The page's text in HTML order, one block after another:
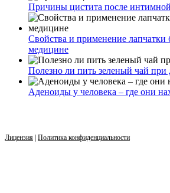
Причины цистита после
Свойства и применение лапчатки
медицине
Полезно ли пить зеленый чай при
Аденоиды у человека – где они
Лицензия Политика конфиденциальности